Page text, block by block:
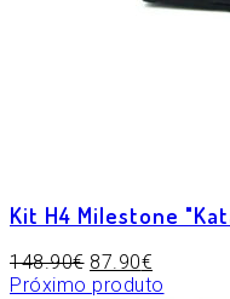
Kit H4 Milestone
148.90€ 87.90€
Próximo produto